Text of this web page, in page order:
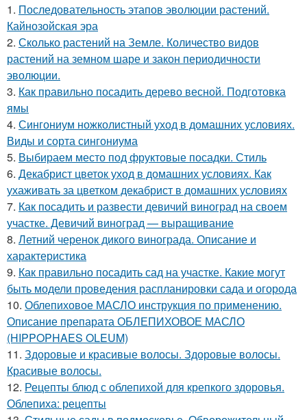
1. Последовательность этапов эволюции растений.
Кайнозойская эра
2. Сколько растений на Земле. Количество видов
растений на земном шаре и закон периодичности
эволюции.
3. Как правильно посадить дерево весной. Подготовка
ямы
4. Сингониум ножколистный уход в домашних условиях.
Виды и сорта сингониума
5. Выбираем место под фруктовые посадки. Стиль
6. Декабрист цветок уход в домашних условиях. Как
ухаживать за цветком декабрист в домашних условиях
7. Как посадить и развести девичий виноград на своем
участке. Девичий виноград — выращивание
8. Летний черенок дикого винограда. Описание и
характеристика
9. Как правильно посадить сад на участке. Какие могут
быть модели проведения распланировки сада и огорода
10. Облепиховое МАСЛО инструкция по применению.
Описание препарата ОБЛЕПИХОВОЕ МАСЛО
(HIPPOPHAES OLEUM)
11. Здоровые и красивые волосы. Здоровые волосы.
Красивые волосы.
12. Рецепты блюд с облепихой для крепкого здоровья.
Облепиха: рецепты